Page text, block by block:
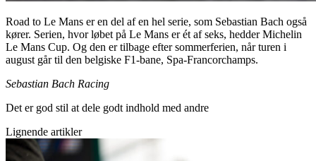
Road to Le Mans er en del af en hel serie, som Sebastian Bach også
kører. Serien, hvor løbet på Le Mans er ét af seks, hedder Michelin
Le Mans Cup. Og den er tilbage efter sommerferien, når turen i
august går til den belgiske F1-bane, Spa-Francorchamps.
Sebastian Bach Racing
Det er god stil at dele godt indhold med andre
Lignende artikler